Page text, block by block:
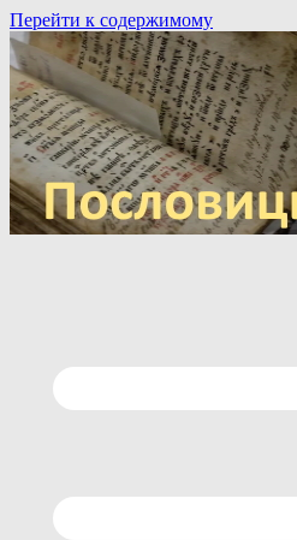
Перейти к содержимому